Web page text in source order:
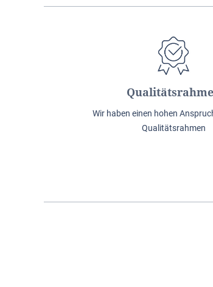
Wir haben einen hohen
Qualitätsrahmen